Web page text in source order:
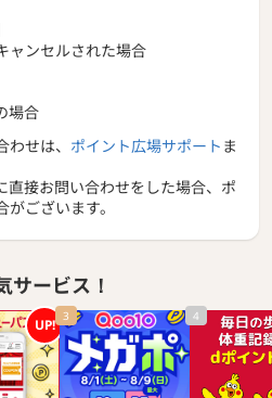
ャンセルされた場合
場合
せは、 ポイント広場サポート ま
直接お問い合わせをした場合、ポ
ございます。
サービス！
UP! 3 4